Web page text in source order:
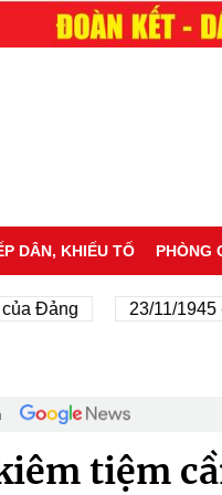
DÂN, KHIẾU TỐ PHÒNG
Đảng 23/11/1945 -
tiệm